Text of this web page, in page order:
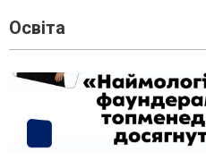
Освіта